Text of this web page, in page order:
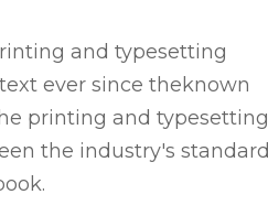
and typesetting
ever since theknown
printing and typesetting
the industry's standard